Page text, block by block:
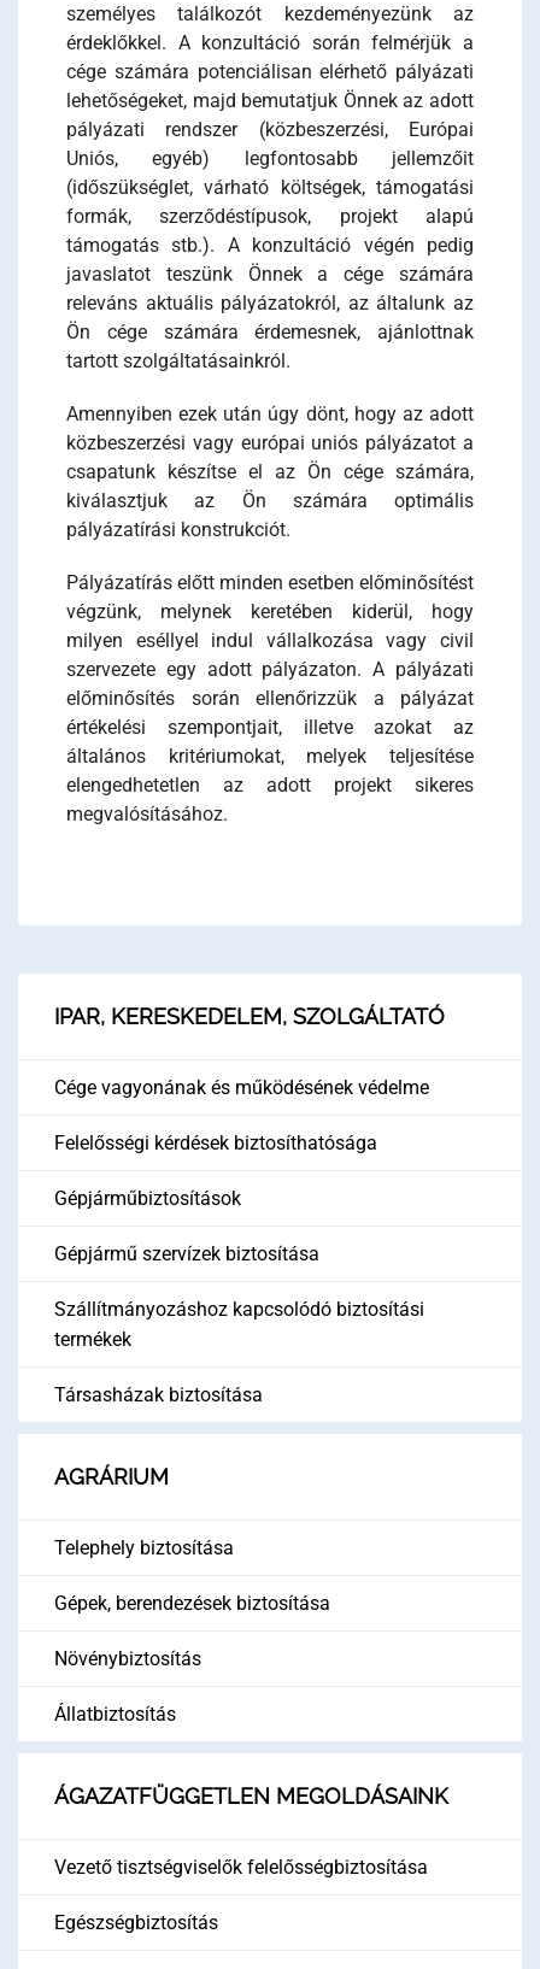
személyes találkozót kezdeményezünk az
érdeklőkkel. A konzultáció során felmérjük a
cége számára potenciálisan elérhető pályázati
lehetőségeket, majd bemutatjuk Önnek az adott
pályázati rendszer (közbeszerzési, Európai
Uniós, egyéb) legfontosabb jellemzőit
(időszükséglet, várható költségek, támogatási
formák, szerződéstípusok, projekt alapú
támogatás stb.). A konzultáció végén pedig
javaslatot teszünk Önnek a cége számára
releváns aktuális pályázatokról, az általunk az
Ön cége számára érdemesnek, ajánlottnak
tartott szolgáltatásainkról.
Amennyiben ezek után úgy dönt, hogy az adott
közbeszerzési vagy európai uniós pályázatot a
csapatunk készítse el az Ön cége számára,
kiválasztjuk az Ön számára optimális
pályázatírási konstrukciót.
Pályázatírás előtt minden esetben előminősítést
végzünk, melynek keretében kiderül, hogy
milyen eséllyel indul vállalkozása vagy civil
szervezete egy adott pályázaton. A pályázati
előminősítés során ellenőrizzük a pályázat
értékelési szempontjait, illetve azokat az
általános kritériumokat, melyek teljesítése
elengedhetetlen az adott projekt sikeres
megvalósításához.
IPAR, KERESKEDELEM, SZOLGÁLTATÓ
Cége vagyonának és működésének védelme
Felelősségi kérdések biztosíthatósága
Gépjárműbiztosítások
Gépjármű szervízek biztosítása
Szállítmányozáshoz kapcsolódó biztosítási
termékek
Társasházak biztosítása
AGRÁRIUM
Telephely biztosítása
Gépek, berendezések biztosítása
Növénybiztosítás
Állatbiztosítás
ÁGAZATFÜGGETLEN MEGOLDÁSAINK
Vezető tisztségviselők felelősségbiztosítása
Egészségbiztosítás